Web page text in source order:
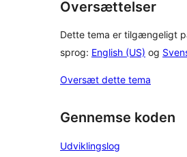
Oversættelser
Dette tema er tilgængeligt
sprog: English (US) og
Oversæt dette tema
Gennemse koden
Udviklingslog